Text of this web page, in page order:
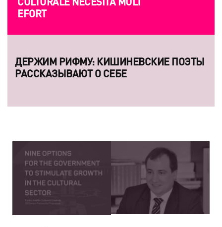
EFORT
ДЕРЖИМ РИФМУ: КИШИНЕВСКИЕ ПОЭТЫ
РАССКАЗЫВАЮТ О СЕБЕ
5 ЗАРУБЕЖНЫХ
ФИЛЬМОВ О МОЛДОВЕ: